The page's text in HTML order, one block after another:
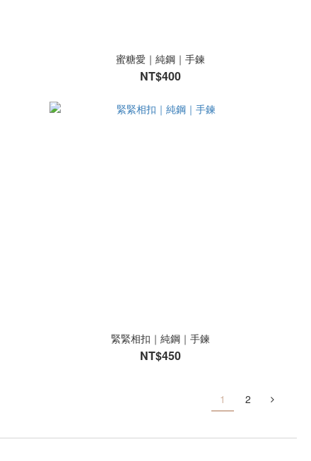
蜜糖愛｜純鋼｜手鍊
NT$400
緊緊相扣｜純鋼｜手鍊
NT$450
1 2